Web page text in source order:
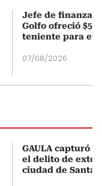
Jefe de finanzas
Golfo ofreció
teniente para
07/08/2026
GAULA capturó a
el delito de
ciudad de Santa